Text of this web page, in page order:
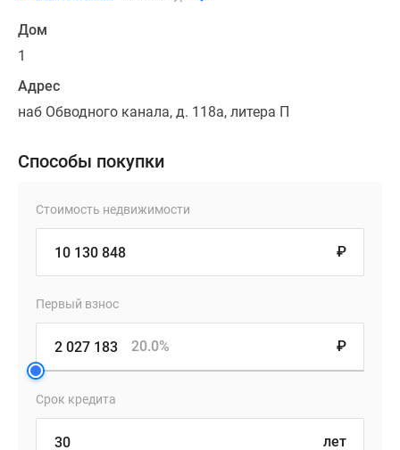
Дом
1
Адрес
наб Обводного канала, д. 118а, литера П
Способы покупки
Стоимость недвижимости
₽
Первый взнос
₽
20.0%
Срок кредита
лет